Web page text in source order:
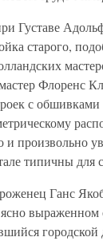
Густаве
старого,
Флоренс
с обшивками
произвольно
типичны для
Ганс